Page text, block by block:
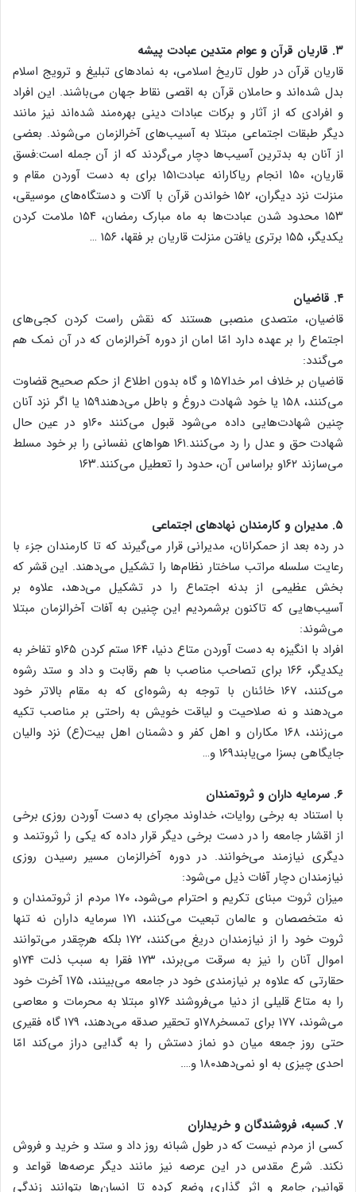
۳. قاریان قرآن و عوام متدین عبادت پیشه
قاریان قرآن در طول تاریخ اسلامی، به نمادهای تبلیغ و ترویج اسلام
بدل شده‌اند و حاملان قرآن به اقصی نقاط جهان می‌باشند. این افراد
و افرادی که از آثار و برکات عبادات دینی بهره‌مند شده‌اند نیز مانند
دیگر طبقات اجتماعی مبتلا به آسیب‌های آخرالزمان می‌شوند. بعضی
از آنان به بدترین آسیب‌ها دچار می‌گردند که از آن جمله است:فسق
قاریان، ۱۵۰ انجام ریاکارانه عبادت۱۵۱ برای به دست آوردن مقام و
منزلت نزد دیگران، ۱۵۲ خواندن قرآن با آلات و دستگاه‌های موسیقی،
۱۵۳ محدود شدن عبادت‌ها به ماه مبارک رمضان، ۱۵۴ ملامت کردن
یکدیگر، ۱۵۵ برتری یافتن منزلت قاریان بر فقها، ۱۵۶ …
۴. قاضیان
قاضیان، متصدی منصبی هستند که نقش راست کردن کجی‌های
اجتماع را بر عهده دارد امّا امان از دوره آخرالزمان که در آن نمک هم
می‌گندد:
قاضیان بر خلاف امر خدا۱۵۷ و گاه بدون اطلاع از حکم صحیح قضاوت
می‌کنند، ۱۵۸ یا خود شهادت دروغ و باطل می‌دهند۱۵۹ یا اگر نزد آنان
چنین شهادت‌هایی داده می‌شود قبول می‌کنند ۱۶۰و در عین حال
شهادت حق و عدل را رد می‌کنند.۱۶۱ هواهای نفسانی را بر خود مسلط
می‌سازند ۱۶۲و براساس آن، حدود را تعطیل می‌کنند.۱۶۳
۵. مدیران و کارمندان نهادهای اجتماعی
در رده بعد از حمکرانان، مدیرانی قرار می‌گیرند که تا کارمندان جزء با
رعایت سلسله مراتب ساختار نظام‌ها را تشکیل می‌دهند. این قشر که
بخش عظیمی از بدنه اجتماع را در تشکیل می‌دهد، علاوه بر
آسیب‌هایی که تاکنون برشمردیم این چنین به آفات آخرالزمان مبتلا
می‌شوند:
افراد با انگیزه به دست آوردن متاع دنیا، ۱۶۴ ستم کردن ۱۶۵و تفاخر به
یکدیگر، ۱۶۶ برای تصاحب مناصب با هم رقابت و داد و ستد رشوه
می‌کنند، ۱۶۷ خائنان با توجه به رشوه‌ای که به مقام بالاتر خود
می‌دهند و نه صلاحیت و لیاقت خویش به راحتی بر مناصب تکیه
می‌زنند، ۱۶۸ مکاران و اهل کفر و دشمنان اهل بیت(ع) نزد والیان
جایگاهی بسزا می‌یابند۱۶۹ و…
۶. سرمایه داران و ثروتمندان
با استناد به برخی روایات، خداوند مجرای به دست آوردن روزی برخی
از اقشار جامعه را در دست برخی دیگر قرار داده که یکی را ثروتنمد و
دیگری نیازمند می‌خوانند. در دوره آخرالزمان مسیر رسیدن روزی
نیازمندان دچار آفات ذیل می‌شود:
میزان ثروت مبنای تکریم و احترام می‌شود، ۱۷۰ مردم از ثروتمندان و
نه متخصصان و عالمان تبعیت می‌کنند، ۱۷۱ سرمایه داران نه تنها
ثروت خود را از نیازمندان دریغ می‌کنند، ۱۷۲ بلکه هرچقدر می‌توانند
اموال آنان را نیز به سرقت می‌برند، ۱۷۳ فقرا به سبب ذلت ۱۷۴و
حقارتی که علاوه بر نیازمندی خود در جامعه می‌بینند، ۱۷۵ آخرت خود
را به متاع قلیلی از دنیا می‌فروشند ۱۷۶و مبتلا به محرمات و معاصی
می‌شوند، ۱۷۷ برای تمسخر۱۷۸و تحقیر صدقه می‌دهند، ۱۷۹ گاه فقیری
حتی روز جمعه میان دو نماز دستش را به گدایی دراز می‌کند امّا
احدی چیزی به او نمی‌دهد۱۸۰ و….
۷. کسبه، فروشندگان و خریداران
کسی از مردم نیست که در طول شبانه روز داد و ستد و خرید و فروش
نکند. شرع مقدس در این عرصه نیز مانند دیگر عرصه‌ها قواعد و
قوانین جامع و اثر گذاری وضع کرده تا انسان‌ها بتوانند زندگی